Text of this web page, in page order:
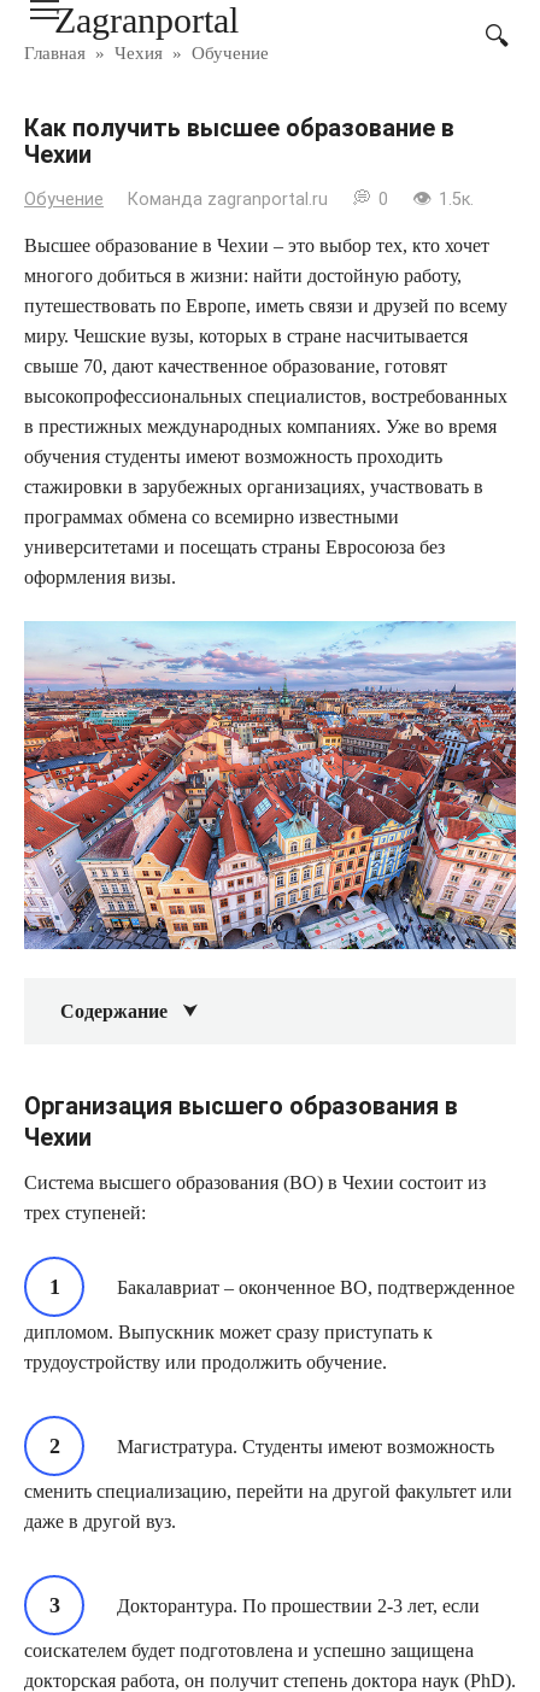
ПерейтиZagranportal
Главная » Чехия » Обучение
Как получить высшее образование в
Чехии
Обучение Команда zagranportal.ru 0 1.5к.
Высшее образование в Чехии – это выбор тех, кто хочет
многого добиться в жизни: найти достойную работу,
путешествовать по Европе, иметь связи и друзей по всему
миру. Чешские вузы, которых в стране насчитывается
свыше 70, дают качественное образование, готовят
высокопрофессиональных специалистов, востребованных
в престижных международных компаниях. Уже во время
обучения студенты имеют возможность проходить
стажировки в зарубежных организациях, участвовать в
программах обмена со всемирно известными
университетами и посещать страны Евросоюза без
оформления визы.
Содержание
Организация высшего образования в
Чехии
Система высшего образования (ВО) в Чехии состоит из
трех ступеней:
Бакалавриат – оконченное ВО, подтвержденное
дипломом. Выпускник может сразу приступать к
трудоустройству или продолжить обучение.
Магистратура. Студенты имеют возможность
сменить специализацию, перейти на другой факультет или
даже в другой вуз.
Докторантура. По прошествии 2-3 лет, если
соискателем будет подготовлена и успешно защищена
докторская работа, он получит степень доктора наук (PhD).